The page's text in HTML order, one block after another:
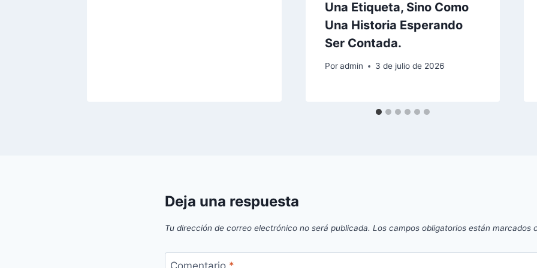
Una Etiqueta, Sino Como
Una Historia Esperando
Ser Contada.
Por admin 3 de julio de 2026
Deja una respuesta
Tu dirección de correo electrónico no será publicada. Los campos obligatorios están marcados
Comentario *